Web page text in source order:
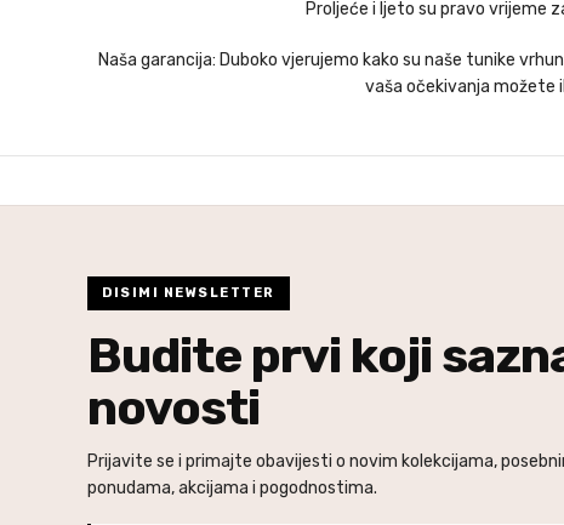
Proljeće i ljeto su pravo vrijeme
Naša garancija: Duboko vjerujemo kako su naše tunike
vaša očekivanja možete
DISIMI NEWSLETTER
Budite prvi koji
novosti
Prijavite se i primajte obavijesti o novim kolekcijama,
ponudama, akcijama i pogodnostima.